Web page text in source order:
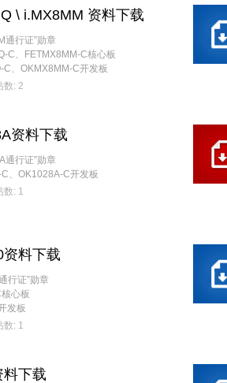
\ i.MX8MM 资料下载
通行证”勋章
C、FETMX8MM-C核心板
C、OKMX8MM-C开发板
数: 2
资料下载
通行证”勋章
、OK1028A-C开发板
数: 1
资料下载
行证”勋章
心板
发板
数: 1
料下载